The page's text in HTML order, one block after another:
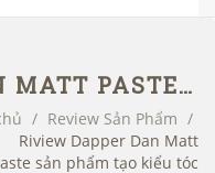
RIVIEW DAPPER DAN MATT PASTE SẢN PHẨM TẠO KIỂU TÓC LINH HOẠT NHẤT!
/ Review Sản Phẩm /
Riview Dapper Dan Matt
sản phẩm tạo kiểu tóc